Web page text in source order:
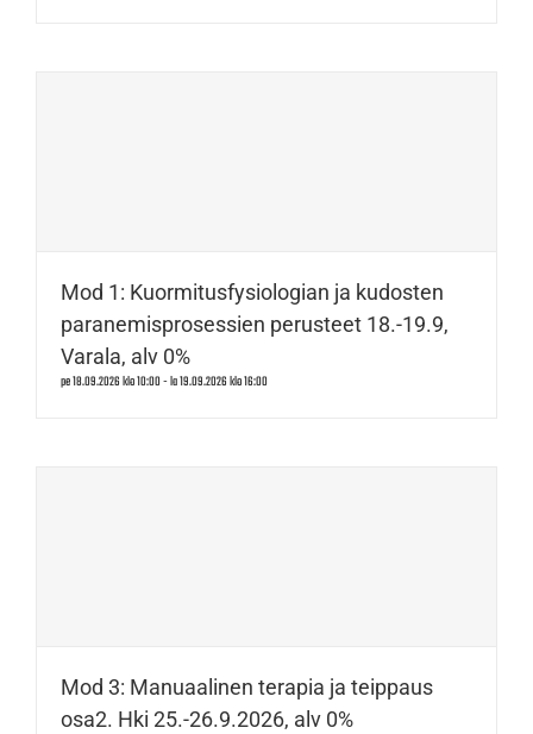
Mod 1: Kuormitusfysiologian ja kudosten
paranemisprosessien perusteet 18.-19.9,
Varala, alv 0%
pe 18.09.2026 klo 10:00-la 19.09.2026 klo 16:00
Mod 3: Manuaalinen terapia ja teippaus
osa2. Hki 25.-26.9.2026, alv 0%